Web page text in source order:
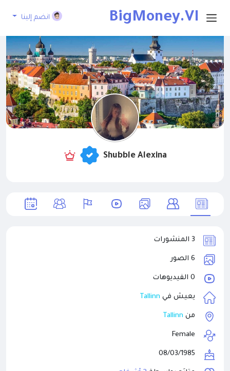
BigMoney.VI
P
انضم إلينا
Shubble Alexina
3 المنشورات
6 الصور
0 الفيديوهات
يعيش في Tallinn
من Tallinn
Female
08/03/1985